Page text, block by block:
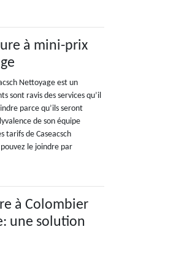
à mini-prix
Nettoyage est un
sont ravis des services qu’il
parce qu’ils seront
de son équipe
tarifs de Caseacsch
le joindre par
à Colombier
une solution